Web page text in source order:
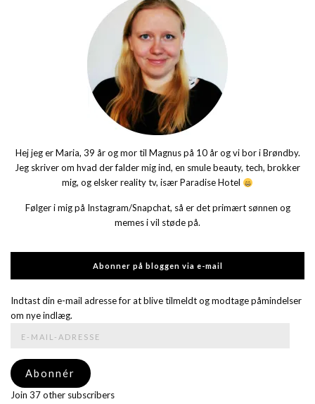
Hej jeg er Maria, 39 år og mor til Magnus på 10 år og vi bor i Brøndby.
Jeg skriver om hvad der falder mig ind, en smule beauty, tech, brokker
mig, og elsker reality tv, især Paradise Hotel
Følger i mig på Instagram/Snapchat, så er det primært sønnen og
memes i vil støde på.
Abonner på bloggen via e-mail
Indtast din e-mail adresse for at blive tilmeldt og modtage påmindelser
om nye indlæg.
adresse
Abonnér
Join 37 other subscribers